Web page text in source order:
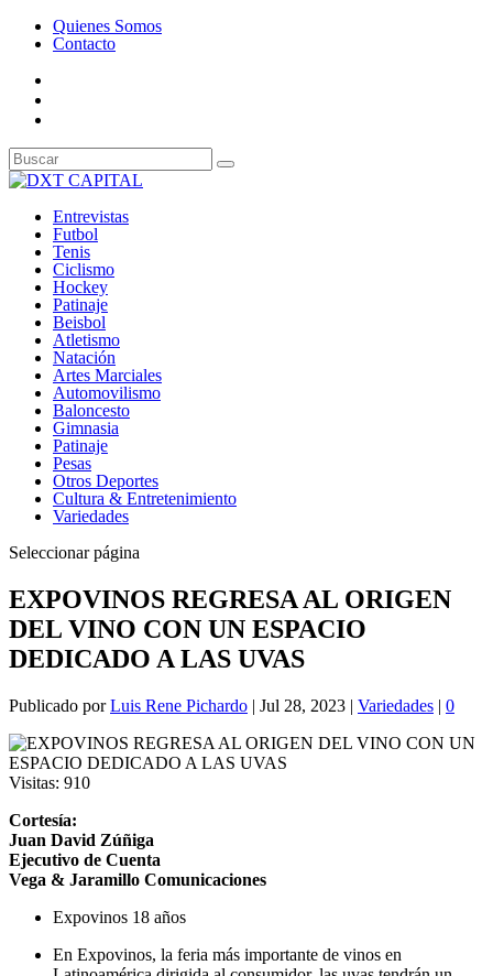
Quienes Somos
Contacto
Entrevistas
Futbol
Tenis
Ciclismo
Hockey
Patinaje
Beisbol
Atletismo
Natación
Artes Marciales
Automovilismo
Baloncesto
Gimnasia
Patinaje
Pesas
Otros Deportes
Cultura & Entretenimiento
Variedades
Seleccionar página
EXPOVINOS REGRESA AL ORIGEN
DEL VINO CON UN ESPACIO
DEDICADO A LAS UVAS
Publicado porLuis Rene Pichardo | Jul 28, 2023 | Variedades | 0
Visitas: 910
Cortesía:
Juan David Zúñiga
Ejecutivo de Cuenta
Vega & Jaramillo Comunicaciones
Expovinos 18 años
En Expovinos, la feria más importante de vinos en